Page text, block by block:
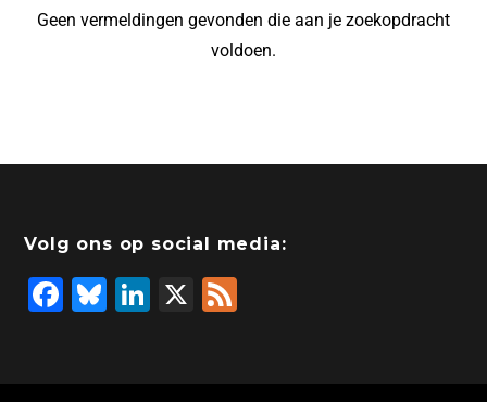
Geen vermeldingen gevonden die aan je zoekopdracht
voldoen.
Volg ons op social media:
F
Bl
Li
X